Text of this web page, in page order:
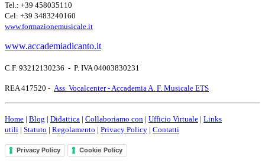
Tel.: +39 458035110
Cel: +39 3483240160
www.formazionemusicale.it
www.accademiadicanto.it
C.F. 93212130236 - P. IVA 04003830231
REA 417520 - Ass. Vocalcenter - Accademia A. F. Musicale ETS
Home | Blog | Didattica | Collaboriamo con | Ufficio Virtuale | Links
utili | Statuto | Regolamento | Privacy Policy | Contatti
Privacy Policy Cookie Policy